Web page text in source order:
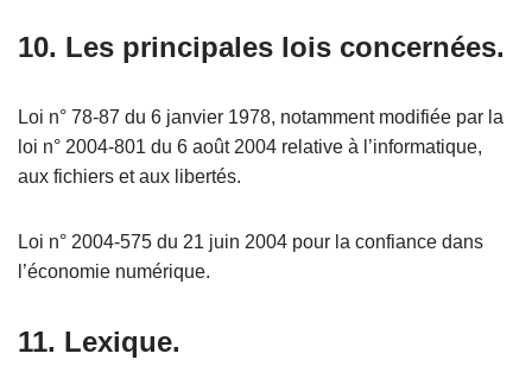
10. Les principales lois concernées.
Loi n° 78-87 du 6 janvier 1978, notamment modifiée par la
loi n° 2004-801 du 6 août 2004 relative à l’informatique,
aux fichiers et aux libertés.
Loi n° 2004-575 du 21 juin 2004 pour la confiance dans
l’économie numérique.
11. Lexique.